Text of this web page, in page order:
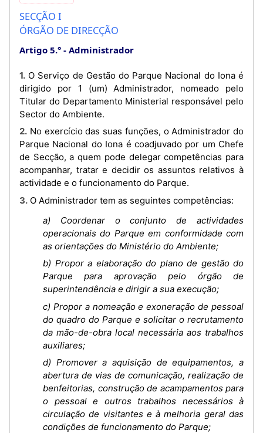
SECÇÃO I
ÓRGÃO DE DIRECÇÃO
Artigo 5.° Administrador
1. O Serviço de Gestão do Parque Nacional do Iona é
dirigido por 1 (um) Administrador, nomeado pelo
Titular do Departamento Ministerial responsável pelo
Sector do Ambiente.
2. No exercício das suas funções, o Administrador do
Parque Nacional do Iona é coadjuvado por um Chefe
de Secção, a quem pode delegar competências para
acompanhar, tratar e decidir os assuntos relativos à
actividade e o funcionamento do Parque.
3. O Administrador tem as seguintes competências:
a) Coordenar o conjunto de actividades
operacionais do Parque em conformidade com
as orientações do Ministério do Ambiente;
b) Propor a elaboração do plano de gestão do
Parque para aprovação pelo órgão de
superintendência e dirigir a sua execução;
c) Propor a nomeação e exoneração de pessoal
do quadro do Parque e solicitar o recrutamento
da mão-de-obra local necessária aos trabalhos
auxiliares;
d) Promover a aquisição de equipamentos, a
abertura de vias de comunicação, realização de
benfeitorias, construção de acampamentos para
o pessoal e outros trabalhos necessários à
circulação de visitantes e à melhoria geral das
condições de funcionamento do Parque;